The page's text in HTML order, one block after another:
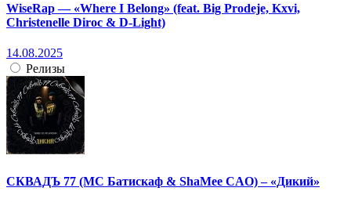
WiseRap — «Where I Belong» (feat. Big Prodeje, Kxvi,
Christenelle Diroc & D-Light)
14.08.2025
Релизы
СКВАДЪ 77 (МС Батискаф & ShaMee CAO) – «Дикий»